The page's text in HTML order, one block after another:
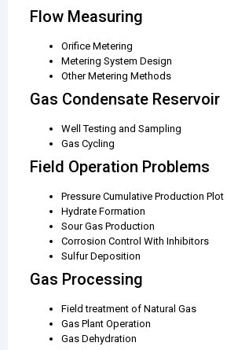
Flow Measuring
Orifice Metering
Metering System Design
Other Metering Methods
Gas Condensate Reservoir
Well Testing and Sampling
Gas Cycling
Field Operation Problems
Pressure Cumulative Production Plot
Hydrate Formation
Sour Gas Production
Corrosion Control With Inhibitors
Sulfur Deposition
Gas Processing
Field treatment of Natural Gas
Gas Plant Operation
Gas Dehydration